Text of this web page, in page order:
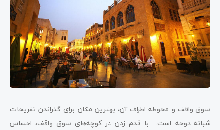
سوق واقف و محوطه اطراف آن، بهترین مکان برای گذراندن تفریحات
شبانه دوحه است. با قدم زدن در کوچه‌های سوق واقف، احساس